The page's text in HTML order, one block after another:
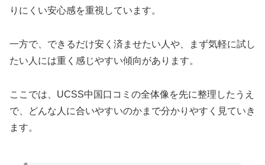
りにくい安心感を重視しています。
一方で、できるだけ安く済ませたい人や、まず気軽に試し
たい人には重く感じやすい傾向があります。
ここでは、UCSS中国口コミの全体像を先に整理したうえ
で、どんな人に合いやすいのかまで分かりやすく見ていき
ます。